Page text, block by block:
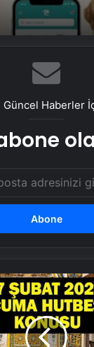
Güncel Haberler